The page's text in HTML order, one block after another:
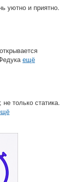
уютно и приятно.
ещё
только статика.